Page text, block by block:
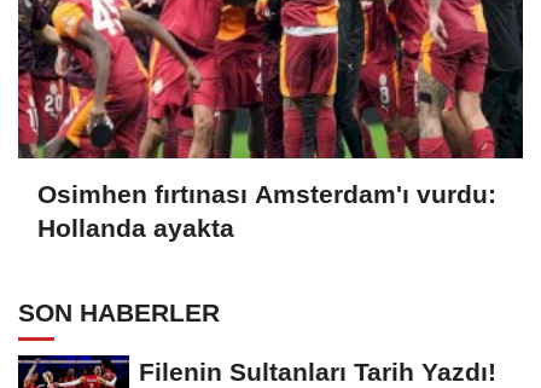
Osimhen fırtınası Amsterdam'ı vurdu:
Hollanda ayakta
SON HABERLER
Filenin Sultanları Tarih Yazdı!